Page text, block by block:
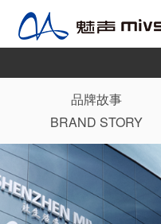
品牌故事
BRAND STORY